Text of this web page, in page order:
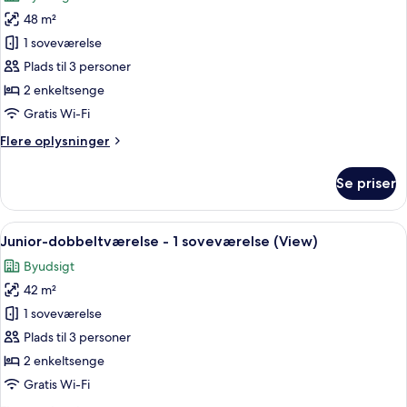
(View)
af
Premium-
dobbeltværelse
-
1
48 m²
1 soveværelse
Plads til 3 personer
2 enkeltsenge
Gratis Wi-Fi
Flere oplysninger
Flere
dobbeltværelse
1
Se priser
Indlæs
alle
billeder
af
Junior-
dobbeltværelse
-
1
Et hotelværelse med en stor seng,
2
Junior-dobbeltværelse - 1 soveværelse (View)
Byudsigt
42 m²
1 soveværelse
Plads til 3 personer
2 enkeltsenge
Gratis Wi-Fi